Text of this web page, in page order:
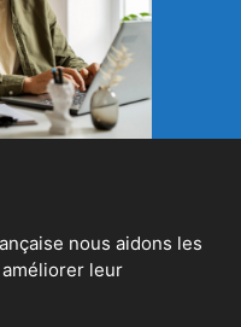
nous aidons les
leur